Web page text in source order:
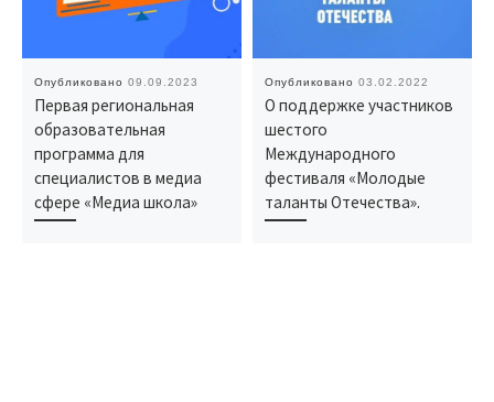
Опубликовано 09.09.2023
Первая региональная
образовательная
программа для
специалистов в медиа
сфере «Медиа школа»
Опубликовано 03.02.2022
О поддержке участников
шестого
Международного
фестиваля «Молодые
таланты Отечества».